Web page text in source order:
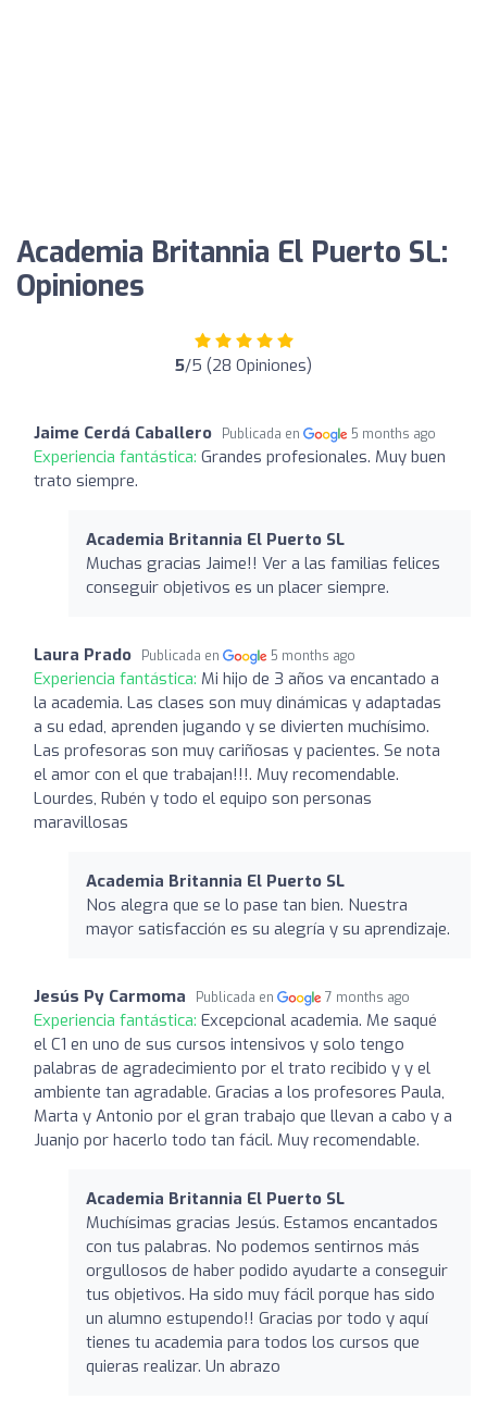
Academia Britannia El Puerto SL:
Opiniones
5/5 (28 Opiniones)
Jaime Cerdá Caballero Publicada en 5 months ago
Experiencia fantástica: Grandes profesionales. Muy buen
trato siempre.
Academia Britannia El Puerto SL
Muchas gracias Jaime!! Ver a las familias felices
conseguir objetivos es un placer siempre.
Laura Prado Publicada en 5 months ago
Experiencia fantástica: Mi hijo de 3 años va encantado a
la academia. Las clases son muy dinámicas y adaptadas
a su edad, aprenden jugando y se divierten muchísimo.
Las profesoras son muy cariñosas y pacientes. Se nota
el amor con el que trabajan!!!. Muy recomendable.
Lourdes, Rubén y todo el equipo son personas
maravillosas
Academia Britannia El Puerto SL
Nos alegra que se lo pase tan bien. Nuestra
mayor satisfacción es su alegría y su aprendizaje.
Jesús Py Carmoma Publicada en 7 months ago
Experiencia fantástica: Excepcional academia. Me saqué
el C1 en uno de sus cursos intensivos y solo tengo
palabras de agradecimiento por el trato recibido y y el
ambiente tan agradable. Gracias a los profesores Paula,
Marta y Antonio por el gran trabajo que llevan a cabo y a
Juanjo por hacerlo todo tan fácil. Muy recomendable.
Academia Britannia El Puerto SL
Muchísimas gracias Jesús. Estamos encantados
con tus palabras. No podemos sentirnos más
orgullosos de haber podido ayudarte a conseguir
tus objetivos. Ha sido muy fácil porque has sido
un alumno estupendo!! Gracias por todo y aquí
tienes tu academia para todos los cursos que
quieras realizar. Un abrazo